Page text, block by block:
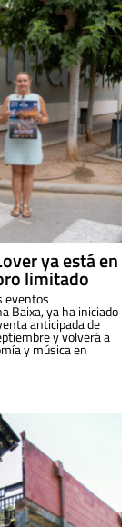
ya está en
limitado
eventos
Baixa, ya ha iniciado
anticipada de
y volverá a
y música en